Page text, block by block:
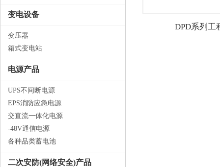
变电设备
变压器
箱式变电站
电源产品
UPS不间断电源
EPS消防应急电源
交直流一体化电源
-48V通信电源
各种品类蓄电池
二次安防(网络安全)产品
DPD系列工